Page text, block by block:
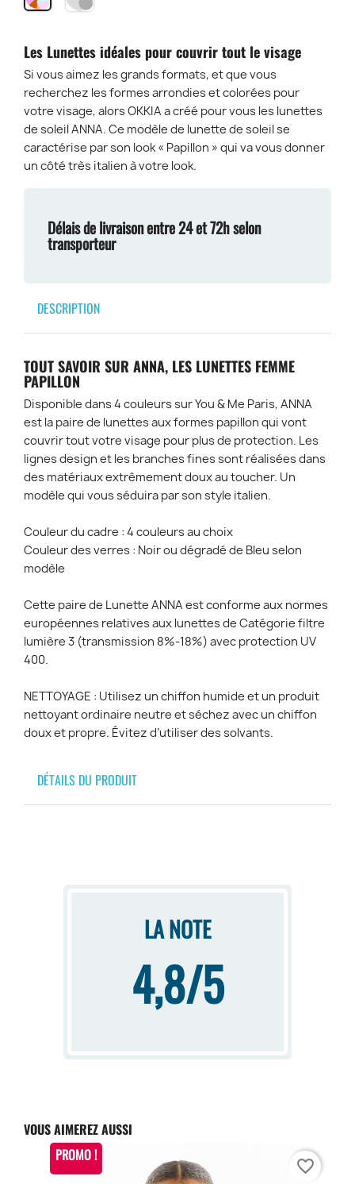
PINK
TCL
BK-
BP
HAVANA
BLUE
PINK
LENS
PH-
BP
CLEAR
LENS
-
TCL-
BK
Les Lunettes idéales pour couvrir tout le visage
Si vous aimez les grands formats, et que vous
recherchez les formes arrondies et colorées pour
votre visage, alors OKKIA a créé pour vous les lunettes
de soleil ANNA. Ce modèle de lunette de soleil se
caractérise par son look « Papillon » qui va vous donner
un côté très italien à votre look.
Délais de livraison entre 24 et 72h selon
transporteur
DESCRIPTION
TOUT SAVOIR SUR ANNA, LES LUNETTES FEMME
PAPILLON
Disponible dans 4 couleurs sur You & Me Paris, ANNA
est la paire de lunettes aux formes papillon qui vont
couvrir tout votre visage pour plus de protection. Les
lignes design et les branches fines sont réalisées dans
des matériaux extrêmement doux au toucher. Un
modèle qui vous séduira par son style italien.
Couleur du cadre : 4 couleurs au choix
Couleur des verres : Noir ou dégradé de Bleu selon
modèle
Cette paire de Lunette ANNA est conforme aux normes
européennes relatives aux lunettes de Catégorie filtre
lumière 3 (transmission 8%-18%) avec protection UV
400.
NETTOYAGE : Utilisez un chiffon humide et un produit
nettoyant ordinaire neutre et séchez avec un chiffon
doux et propre. Évitez d’utiliser des solvants.
DÉTAILS DU PRODUIT
LA NOTE
4,8/5
VOUS AIMEREZ AUSSI
PROMO !
favorite_border